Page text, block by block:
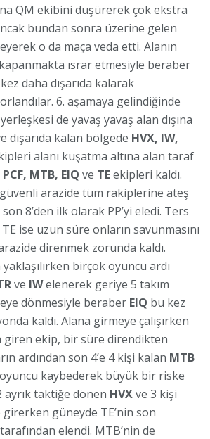
QM ekibini düşürerek çok ekstra
bundan sonra üzerine gelen
o da maça veda etti. Alanın
ısrar etmesiyle beraber
daha dışarıda kalarak
6. aşamaya gelindiğinde
yerleşkesi de yavaş yavaş alan dışına
dışarıda kalan bölgede HVX, IW,
alanı kuşatma altına alan taraf
PCF, MTB, EIQ ve TEekipleri kaldı.
arazide tüm rakiplerine ateş
8’den ilk olarak PP’yi eledi. Ters
ise uzun süre onların savunmasını
direnmek zorunda kaldı.
birçok oyuncu ardı
ve IWelenerek geriye 5 takım
dönmesiyle beraber EIQ bu kez
kaldı. Alana girmeye çalışırken
giren ekip, bir süre direndikten
ardından son 4’e 4 kişi kalan MTB
oyuncu kaybederek büyük bir riske
ayrık taktiğe dönen HVXve 3 kişi
güneyde TE’nin son
elendi. MTB’nin de